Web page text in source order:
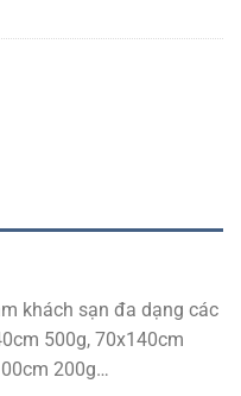
khách sạn đa dạng các
500g, 70x140cm
200g…